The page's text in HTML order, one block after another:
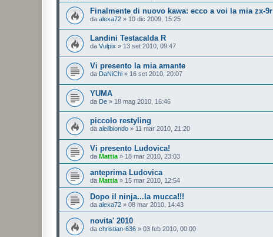
Finalmente di nuovo kawa: ecco a voi la mia zx-9r
da alexa72 » 10 dic 2009, 15:25
Landini Testacalda R
da Vulpix » 13 set 2010, 09:47
Vi presento la mia amante
da DaNiChi » 16 set 2010, 20:07
YUMA
da De » 18 mag 2010, 16:46
piccolo restyling
da aleilbiondo » 11 mar 2010, 21:20
Vi presento Ludovica!
da Mattia » 18 mar 2010, 23:03
anteprima Ludovica
da Mattia » 15 mar 2010, 12:54
Dopo il ninja...la mucca!!!
da alexa72 » 08 mar 2010, 14:43
novita' 2010
da christian-636 » 03 feb 2010, 00:00